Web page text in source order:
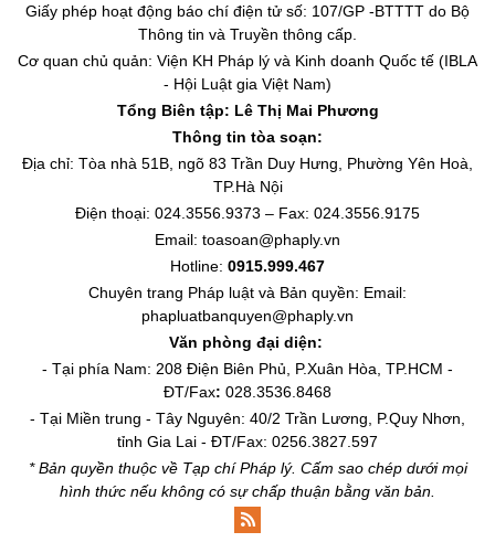
Giấy phép hoạt động báo chí điện tử số: 107/GP -BTTTT do Bộ
Thông tin và Truyền thông cấp.
Cơ quan chủ quản: Viện KH Pháp lý và Kinh doanh Quốc tế (IBLA
- Hội Luật gia Việt Nam)
Tổng Biên tập: Lê Thị Mai Phương
Thông tin tòa soạn:
Địa chỉ: Tòa nhà 51B, ngõ 83 Trần Duy Hưng, Phường Yên Hoà,
TP.Hà Nội
Điện thoại: 024.3556.9373 – Fax: 024.3556.9175
Email: toasoan@phaply.vn
Hotline: 0915.999.467
Chuyên trang Pháp luật và Bản quyền: Email:
phapluatbanquyen@phaply.vn
Văn phòng đại diện:
- Tại phía Nam: 208 Điện Biên Phủ, P.Xuân Hòa, TP.HCM -
ĐT/Fax: 028.3536.8468
- Tại Miền trung - Tây Nguyên: 40/2 Trần Lương, P.Quy Nhơn,
tỉnh Gia Lai - ĐT/Fax: 0256.3827.597
* Bản quyền thuộc về Tạp chí Pháp lý. Cấm sao chép dưới mọi
hình thức nếu không có sự chấp thuận bằng văn bản.